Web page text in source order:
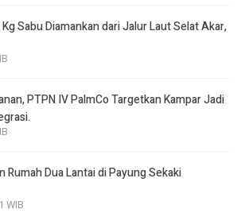
Kg Sabu Diamankan dari Jalur Laut Selat Akar,
PTPN IV PalmCo Targetkan Kampar Jadi
Rumah Dua Lantai di Payung Sekaki
WIB